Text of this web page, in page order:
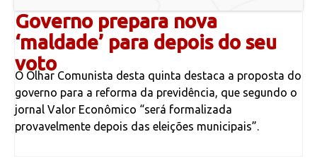
Governo prepara nova
‘maldade’ para depois do seu
voto
O Olhar Comunista desta quinta destaca a proposta do
governo para a reforma da previdência, que segundo o
jornal Valor Econômico “será formalizada
provavelmente depois das eleições municipais”.